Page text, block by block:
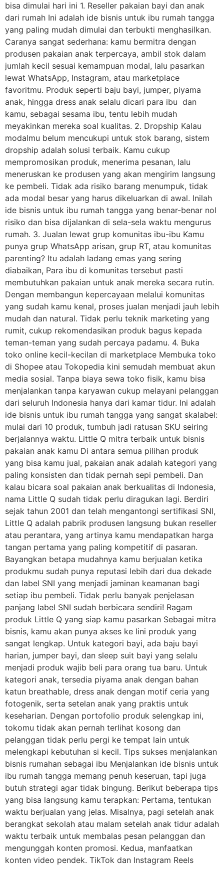
bisa dimulai hari ini 1. Reseller pakaian bayi dan anak
dari rumah Ini adalah ide bisnis untuk ibu rumah tangga
yang paling mudah dimulai dan terbukti menghasilkan.
Caranya sangat sederhana: kamu bermitra dengan
produsen pakaian anak terpercaya, ambil stok dalam
jumlah kecil sesuai kemampuan modal, lalu pasarkan
lewat WhatsApp, Instagram, atau marketplace
favoritmu. Produk seperti baju bayi, jumper, piyama
anak, hingga dress anak selalu dicari para ibu dan
kamu, sebagai sesama ibu, tentu lebih mudah
meyakinkan mereka soal kualitas. 2. Dropship Kalau
modalmu belum mencukupi untuk stok barang, sistem
dropship adalah solusi terbaik. Kamu cukup
mempromosikan produk, menerima pesanan, lalu
meneruskan ke produsen yang akan mengirim langsung
ke pembeli. Tidak ada risiko barang menumpuk, tidak
ada modal besar yang harus dikeluarkan di awal. Inilah
ide bisnis untuk ibu rumah tangga yang benar-benar nol
risiko dan bisa dijalankan di sela-sela waktu mengurus
rumah. 3. Jualan lewat grup komunitas ibu-ibu Kamu
punya grup WhatsApp arisan, grup RT, atau komunitas
parenting? Itu adalah ladang emas yang sering
diabaikan, Para ibu di komunitas tersebut pasti
membutuhkan pakaian untuk anak mereka secara rutin.
Dengan membangun kepercayaan melalui komunitas
yang sudah kamu kenal, proses jualan menjadi jauh lebih
mudah dan natural. Tidak perlu teknik marketing yang
rumit, cukup rekomendasikan produk bagus kepada
teman-teman yang sudah percaya padamu. 4. Buka
toko online kecil-kecilan di marketplace Membuka toko
di Shopee atau Tokopedia kini semudah membuat akun
media sosial. Tanpa biaya sewa toko fisik, kamu bisa
menjalankan tanpa karyawan cukup melayani pelanggan
dari seluruh Indonesia hanya dari kamar tidur. Ini adalah
ide bisnis untuk ibu rumah tangga yang sangat skalabel:
mulai dari 10 produk, tumbuh jadi ratusan SKU seiring
berjalannya waktu. Little Q mitra terbaik untuk bisnis
pakaian anak kamu Di antara semua pilihan produk
yang bisa kamu jual, pakaian anak adalah kategori yang
paling konsisten dan tidak pernah sepi pembeli. Dan
kalau bicara soal pakaian anak berkualitas di Indonesia,
nama Little Q sudah tidak perlu diragukan lagi. Berdiri
sejak tahun 2001 dan telah mengantongi sertifikasi SNI,
Little Q adalah pabrik produsen langsung bukan reseller
atau perantara, yang artinya kamu mendapatkan harga
tangan pertama yang paling kompetitif di pasaran.
Bayangkan betapa mudahnya kamu berjualan ketika
produkmu sudah punya reputasi lebih dari dua dekade
dan label SNI yang menjadi jaminan keamanan bagi
setiap ibu pembeli. Tidak perlu banyak penjelasan
panjang label SNI sudah berbicara sendiri! Ragam
produk Little Q yang siap kamu pasarkan Sebagai mitra
bisnis, kamu akan punya akses ke lini produk yang
sangat lengkap. Untuk kategori bayi, ada baju bayi
harian, jumper bayi, dan sleep suit bayi yang selalu
menjadi produk wajib beli para orang tua baru. Untuk
kategori anak, tersedia piyama anak dengan bahan
katun breathable, dress anak dengan motif ceria yang
fotogenik, serta setelan anak yang praktis untuk
keseharian. Dengan portofolio produk selengkap ini,
tokomu tidak akan pernah terlihat kosong dan
pelanggan tidak perlu pergi ke tempat lain untuk
melengkapi kebutuhan si kecil. Tips sukses menjalankan
bisnis rumahan sebagai ibu Menjalankan ide bisnis untuk
ibu rumah tangga memang penuh keseruan, tapi juga
butuh strategi agar tidak bingung. Berikut beberapa tips
yang bisa langsung kamu terapkan: Pertama, tentukan
waktu berjualan yang jelas. Misalnya, pagi setelah anak
berangkat sekolah atau malam setelah anak tidur adalah
waktu terbaik untuk membalas pesan pelanggan dan
mengunggah konten promosi. Kedua, manfaatkan
konten video pendek. TikTok dan Instagram Reels